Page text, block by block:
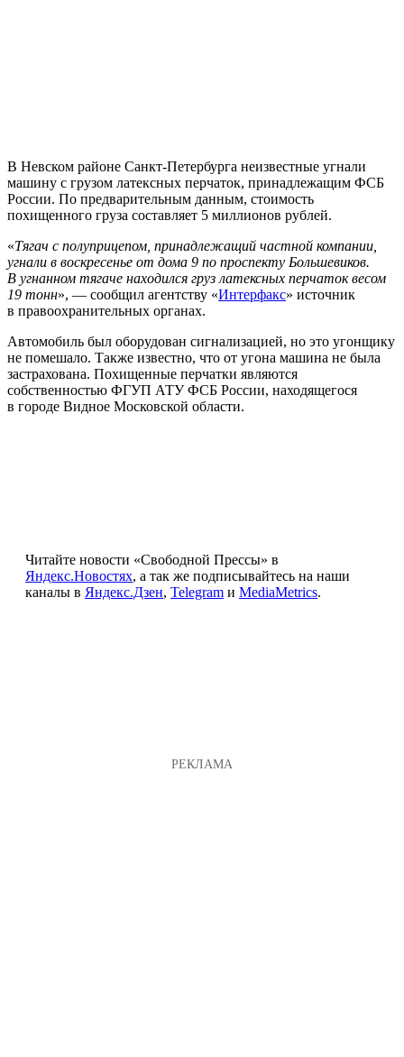
В Невском районе Санкт-Петербурга неизвестные угнали
машину с грузом латексных перчаток, принадлежащим ФСБ
России. По предварительным данным, стоимость
похищенного груза составляет 5 миллионов рублей.
«Тягач с полуприцепом, принадлежащий частной компании,
угнали в воскресенье от дома 9 по проспекту Большевиков.
В угнанном тягаче находился груз латексных перчаток весом
19 тонн», — сообщил агентству «Интерфакс» источник
в правоохранительных органах.
Автомобиль был оборудован сигнализацией, но это угонщику
не помешало. Также известно, что от угона машина не была
застрахована. Похищенные перчатки являются
собственностью ФГУП АТУ ФСБ России, находящегося
в городе Видное Московской области.
Читайте новости «Свободной Прессы» в
Яндекс.Новостях, а так же подписывайтесь на наши
каналы в Яндекс.Дзен, Telegram и MediaMetrics.